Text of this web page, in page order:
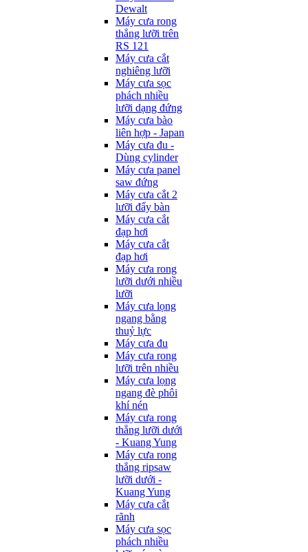
Dewalt
Máy cưa rong
thẳng lưỡi trên
RS 121
Máy cưa cắt
nghiêng lưỡi
Máy cưa sọc
phách nhiều
lưỡi dạng đứng
Máy cưa bào
liên hợp - Japan
Máy cưa đu -
Dùng cylinder
Máy cưa panel
saw đứng
Máy cưa cắt 2
lưỡi đẩy bàn
Máy cưa cắt
đạp hơi
Máy cưa cắt
đạp hơi
Máy cưa rong
lưỡi dưới nhiều
lưỡi
Máy cưa lọng
ngang bằng
thuỷ lực
Máy cưa đu
Máy cưa rong
lưỡi trên nhiều
Máy cưa lọng
ngang đè phôi
khí nén
Máy cưa rong
thẳng lưỡi dưới
- Kuang Yung
Máy cưa rong
thẳng ripsaw
lưỡi dưới -
Kuang Yung
Máy cưa cắt
rãnh
Máy cưa sọc
phách nhiều